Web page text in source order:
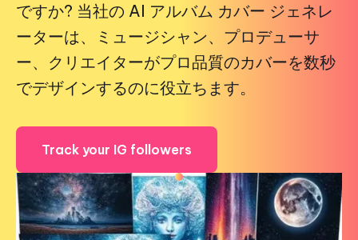
ですか? 当社の AI アルバム カバー ジェネレ
ーターは、ミュージシャン、プロデューサ
ー、クリエイターがプロ品質のカバーを数秒
でデザインするのに役立ちます。
Track your IG followers